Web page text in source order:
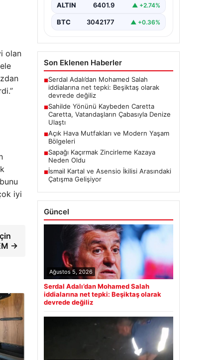
olan
iyi
→
dikkati çeken önemli bir…
ALTIN 6401.9 ▲ +2.74%
BTC 3042177 ▲ +0.36%
Son Eklenen Haberler
■Serdal Adalı’dan Mohamed Salah
iddialarına net tepki: Beşiktaş olarak
devrede değiliz
■Sahilde Yönünü Kaybeden Caretta
Caretta, Vatandaşların Çabasıyla Denize
Ulaştı
■Açık Hava Mutfakları ve Modern Yaşam
Bölgeleri
■Sapağı Kaçırmak Zincirleme Kazaya
Neden Oldu
■İsmail Kartal ve Asensio İkilisi Arasındaki
Çatışma Gelişiyor
Güncel
Ağustos 5, 2026
Serdal Adalı’dan Mohamed Salah
iddialarına net tepki: Beşiktaş olarak
devrede değiliz